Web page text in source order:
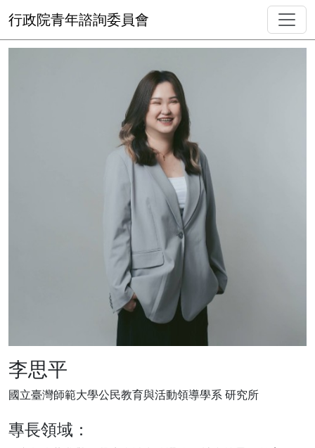
行政院青年諮詢委員會
李思平
國立臺灣師範大學公民教育與活動領導學系 研究所
專長領域：